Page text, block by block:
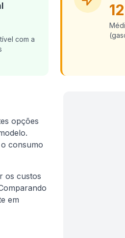
com a
opções
consumo
os custos
em